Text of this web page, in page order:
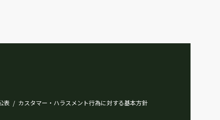
表 / カスタマー・ハラスメント行為に対する基本方針